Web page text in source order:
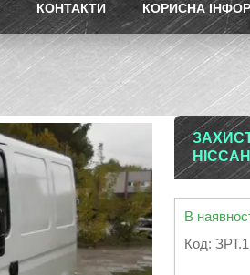
КОНТАКТИ КОРИСНА
В
Код: ЗРТ.1